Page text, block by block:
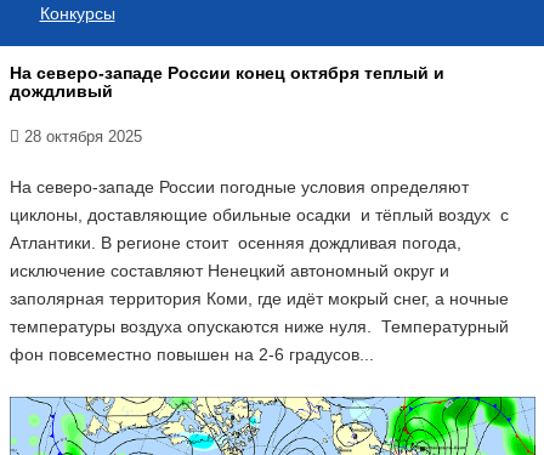
Конкурсы
На северо-западе России конец октября теплый и
дождливый
28 октября 2025
На северо-западе России погодные условия определяют
циклоны, доставляющие обильные осадки и тёплый воздух с
Атлантики. В регионе стоит осенняя дождливая погода,
исключение составляют Ненецкий автономный округ и
заполярная территория Коми, где идёт мокрый снег, а ночные
температуры воздуха опускаются ниже нуля. Температурный
фон повсеместно повышен на 2-6 градусов...